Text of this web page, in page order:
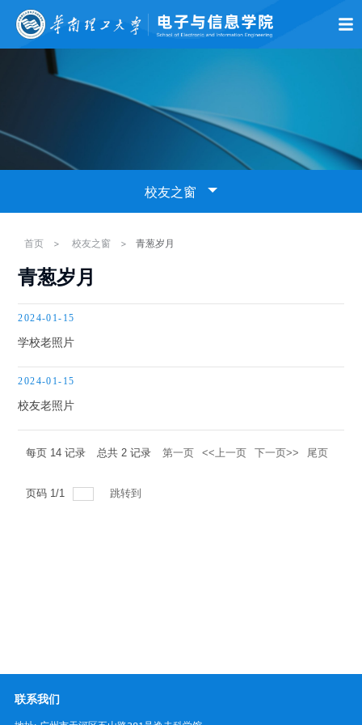
学院概况
校友之窗
校友理事会
班级聚会
校友捐赠
电信人
青葱岁月
首页 > 校友之窗 > 青葱岁月
青葱岁月
2024-01-15
学校老照片
2024-01-15
校友老照片
每页 14 记录 总共2 记录 第一页 <<上一页 下一页>> 尾页
页码 1/1 跳转到
联系我们